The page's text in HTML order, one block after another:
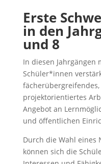
Erste
in den
und 8
In diesen Jahrgängen
Schüler*innen
projektorientiertes
Angebot an
und öffentlichen
Durch die Wahl eines
können sich die